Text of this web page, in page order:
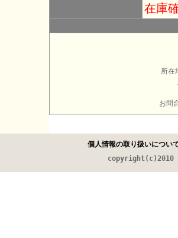
在庫
所在
お問
個人情報の取り扱いについ